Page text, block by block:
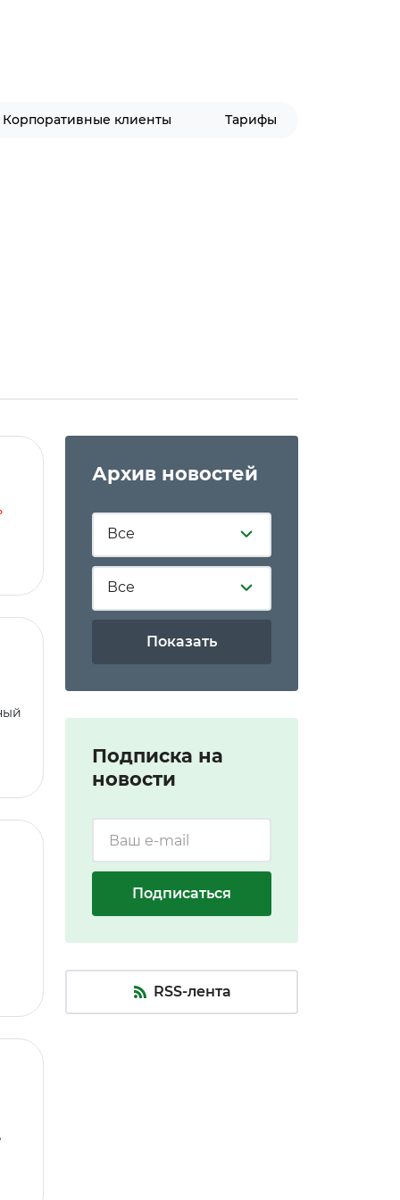
Корпоративные клиенты Тарифы
Архив новостей
Все
Все
Показать
Подписка на
новости
Подписаться
RSS-лента